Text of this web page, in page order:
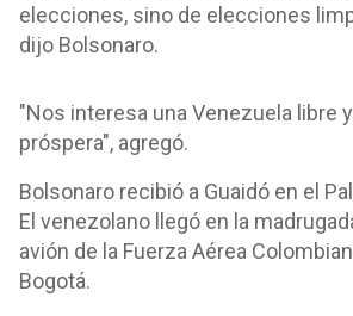
elecciones, sino de elecciones
dijo Bolsonaro.
"Nos interesa una Venezuela libre
próspera", agregó.
Bolsonaro recibió a Guaidó en el
El venezolano llegó en la
avión de la Fuerza Aérea
Bogotá.